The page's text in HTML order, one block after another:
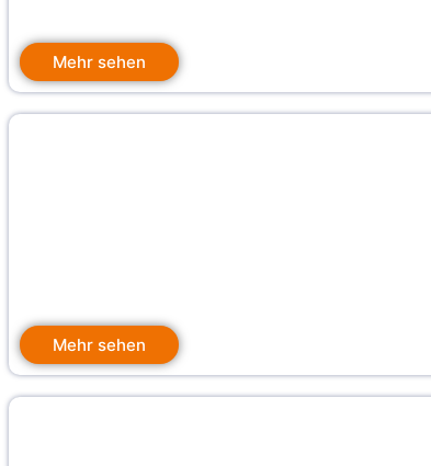
Mehr sehen
Mehr sehen